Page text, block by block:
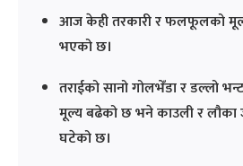
आज केही तरकारी र फलफूलको
भएको छ।
तराईको सानो गोलभेँडा र डल्लो
मूल्य बढेको छ भने काउली र लौका
घटेको छ।